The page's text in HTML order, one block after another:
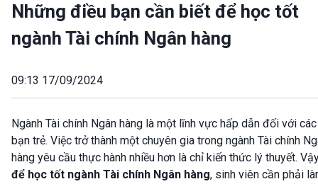
Những điều bạn cần biết để học tốt
ngành Tài chính Ngân hàng
09:13 17/09/2024
Ngành Tài chính Ngân hàng là một lĩnh vực hấp dẫn đối với các
bạn trẻ. Việc trở thành một chuyên gia trong ngành Tài chính
hàng yêu cầu thực hành nhiều hơn là chỉ kiến thức lý thuyết.
để học tốt ngành Tài chính Ngân hàng, sinh viên cần phải